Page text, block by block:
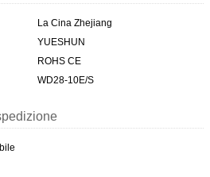
La Cina Zhejiang
YUESHUN
ROHS CE
WD28-10E/S